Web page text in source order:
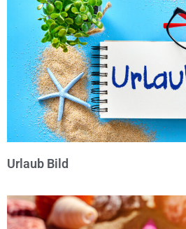
Urlaub Bild